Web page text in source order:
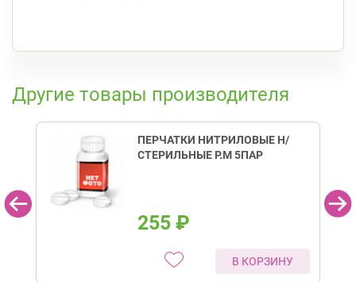
Проспект Большевиков Улица Дыбенко
Приморский район
пр. Королёва, д. 61 Круглосуточно
Комендантский пр.
Комендантский пр. 67
Комендантский пр.
Комендантский пр.
Другие товары производителя
ПЕРЧАТКИ НИТРИЛОВЫЕ Н/
СТЕРИЛЬНЫЕ Р.M 5ПАР
255 ₽
В КОРЗИНУ